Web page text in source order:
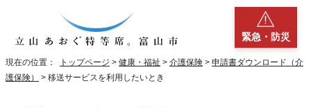
緊急・防災
現在の位置： トップページ > 健康・福祉 > 介護保険 > 申請書ダウンロード（介
護保険）
> 移送サービスを利用したいとき